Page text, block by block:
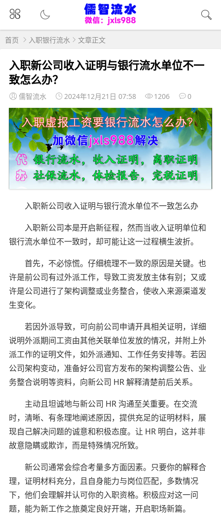
首页 入职银行流水 文章正文
入职新公司收入证明与银行流水单位不一
致怎么办？
儒智流水 2024年12月21日 07:58 1206 0
入职新公司收入证明与银行流水单位不一致怎么办
入职新公司本是开启新征程，然而当收入证明单位和
银行流水单位不一致时，却可能让这一过程横生波折。
首先，不必惊慌。仔细梳理不一致的原因是关键。也
许是前公司有过外派工作，导致工资发放主体有别；又或
许是公司进行了架构调整或业务整合，使收入来源渠道发
生变化。
若因外派导致，可向前公司申请开具相关证明，详细
说明外派期间工资由其他关联单位发放的情况，并附上外
派工作的证明文件，如外派通知、工作任务安排等。若因
公司架构变动，准备好公司官方发布的架构调整公告、业
务整合说明等资料，向新公司 HR 解释清楚前后关系。
主动且坦诚地与新公司 HR 沟通至关重要。在交流
时，清晰、有条理地阐述原因，提供充足的证明材料，展
现自己解决问题的诚意和积极态度。让 HR 明白，这并非
故意隐瞒或欺诈，而是特殊情况所致。
新公司通常会综合考量多方面因素。只要你的解释合
理，证明材料充分，且自身能力与岗位匹配，多数情况
下，他们会理解并认可你的入职资格。积极应对这一问
题，能为新工作之旅奠定良好开端，开启职场新篇。